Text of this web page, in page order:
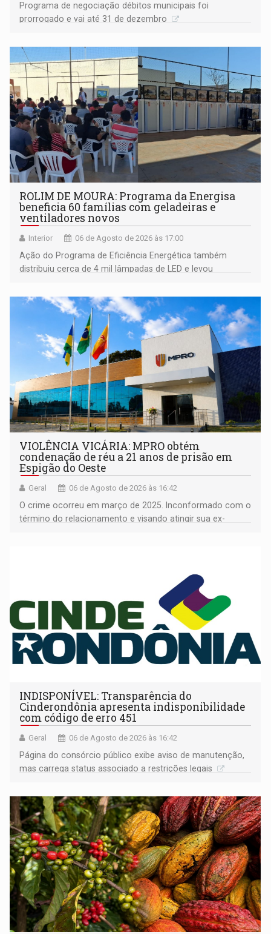
Programa de negociação débitos municipais foi
prorrogado e vai até 31 de dezembro
ROLIM DE MOURA: Programa da Energisa
beneficia 60 famílias com geladeiras e
ventiladores novos
Interior 06 de Agosto de 2026 às 17:00
Ação do Programa de Eficiência Energética também
distribuiu cerca de 4 mil lâmpadas de LED e levou
comunidade
VIOLÊNCIA VICÁRIA: MPRO obtém
condenação de réu a 21 anos de prisão em
Espigão do Oeste
Geral 06 de Agosto de 2026 às 16:42
O crime ocorreu em março de 2025. Inconformado com o
término do relacionamento e visando atingir sua ex-
INDISPONÍVEL: Transparência do
Cinderondônia apresenta indisponibilidade
com código de erro 451
Geral 06 de Agosto de 2026 às 16:42
Página do consórcio público exibe aviso de manutenção,
mas carrega status associado a restrições legais